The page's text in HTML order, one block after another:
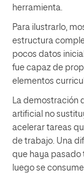
herramienta.
Para ilustrarlo,
estructura
pocos datos
fue capaz de
elementos
La demostración
artificial no
acelerar tareas
de trabajo. Una
que haya pasado
luego se